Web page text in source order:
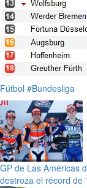
Fútbol #Bundesliga
GP de Las Américas
destroza el récord de